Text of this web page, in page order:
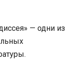
— одни из